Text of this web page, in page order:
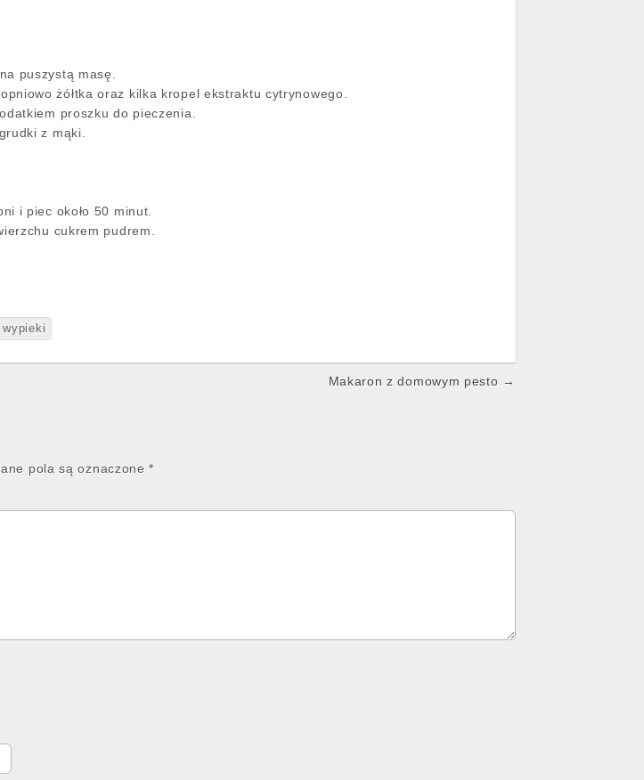
puszystą masę.
żółtka oraz kilka kropel ekstraktu cytrynowego.
proszku do pieczenia.
z mąki.
i piec około 50 minut.
cukrem pudrem.
wypieki
Makaron z domowym pesto →
pola są oznaczone*